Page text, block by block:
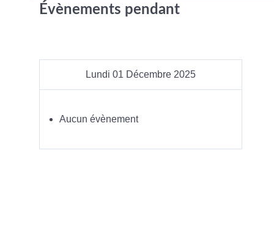
Évènements pendant
Lundi 01 Décembre 2025
Aucun évènement